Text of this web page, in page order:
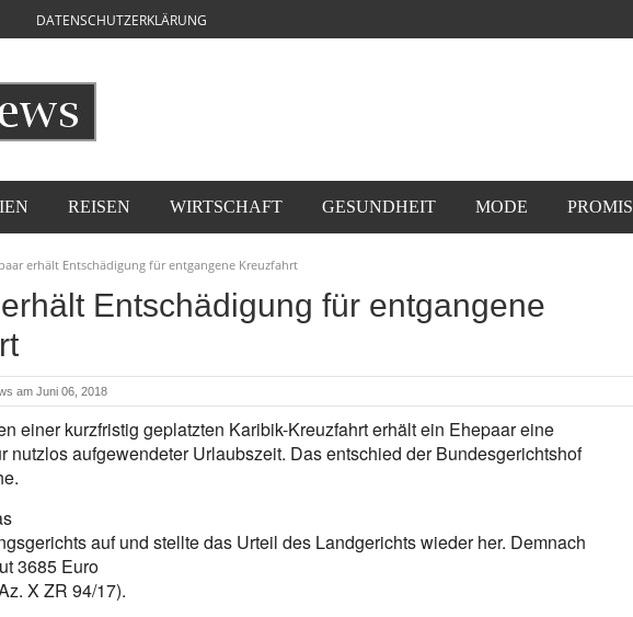
DATENSCHUTZERKLÄRUNG
REISEN WIRTSCHAFT GESUNDHEIT MODE PROMIS
erhält Entschädigung für entgangene Kreuzfahrt
Entschädigung für entgangene
am Juni 06, 2018
einer kurzfristig geplatzten Karibik-Kreuzfahrt erhält ein Ehepaar eine
nutzlos aufgewendeter Urlaubszeit. Das entschied der Bundesgerichtshof
auf und stellte das Urteil des Landgerichts wieder her. Demnach
3685 Euro
X ZR 94/17).